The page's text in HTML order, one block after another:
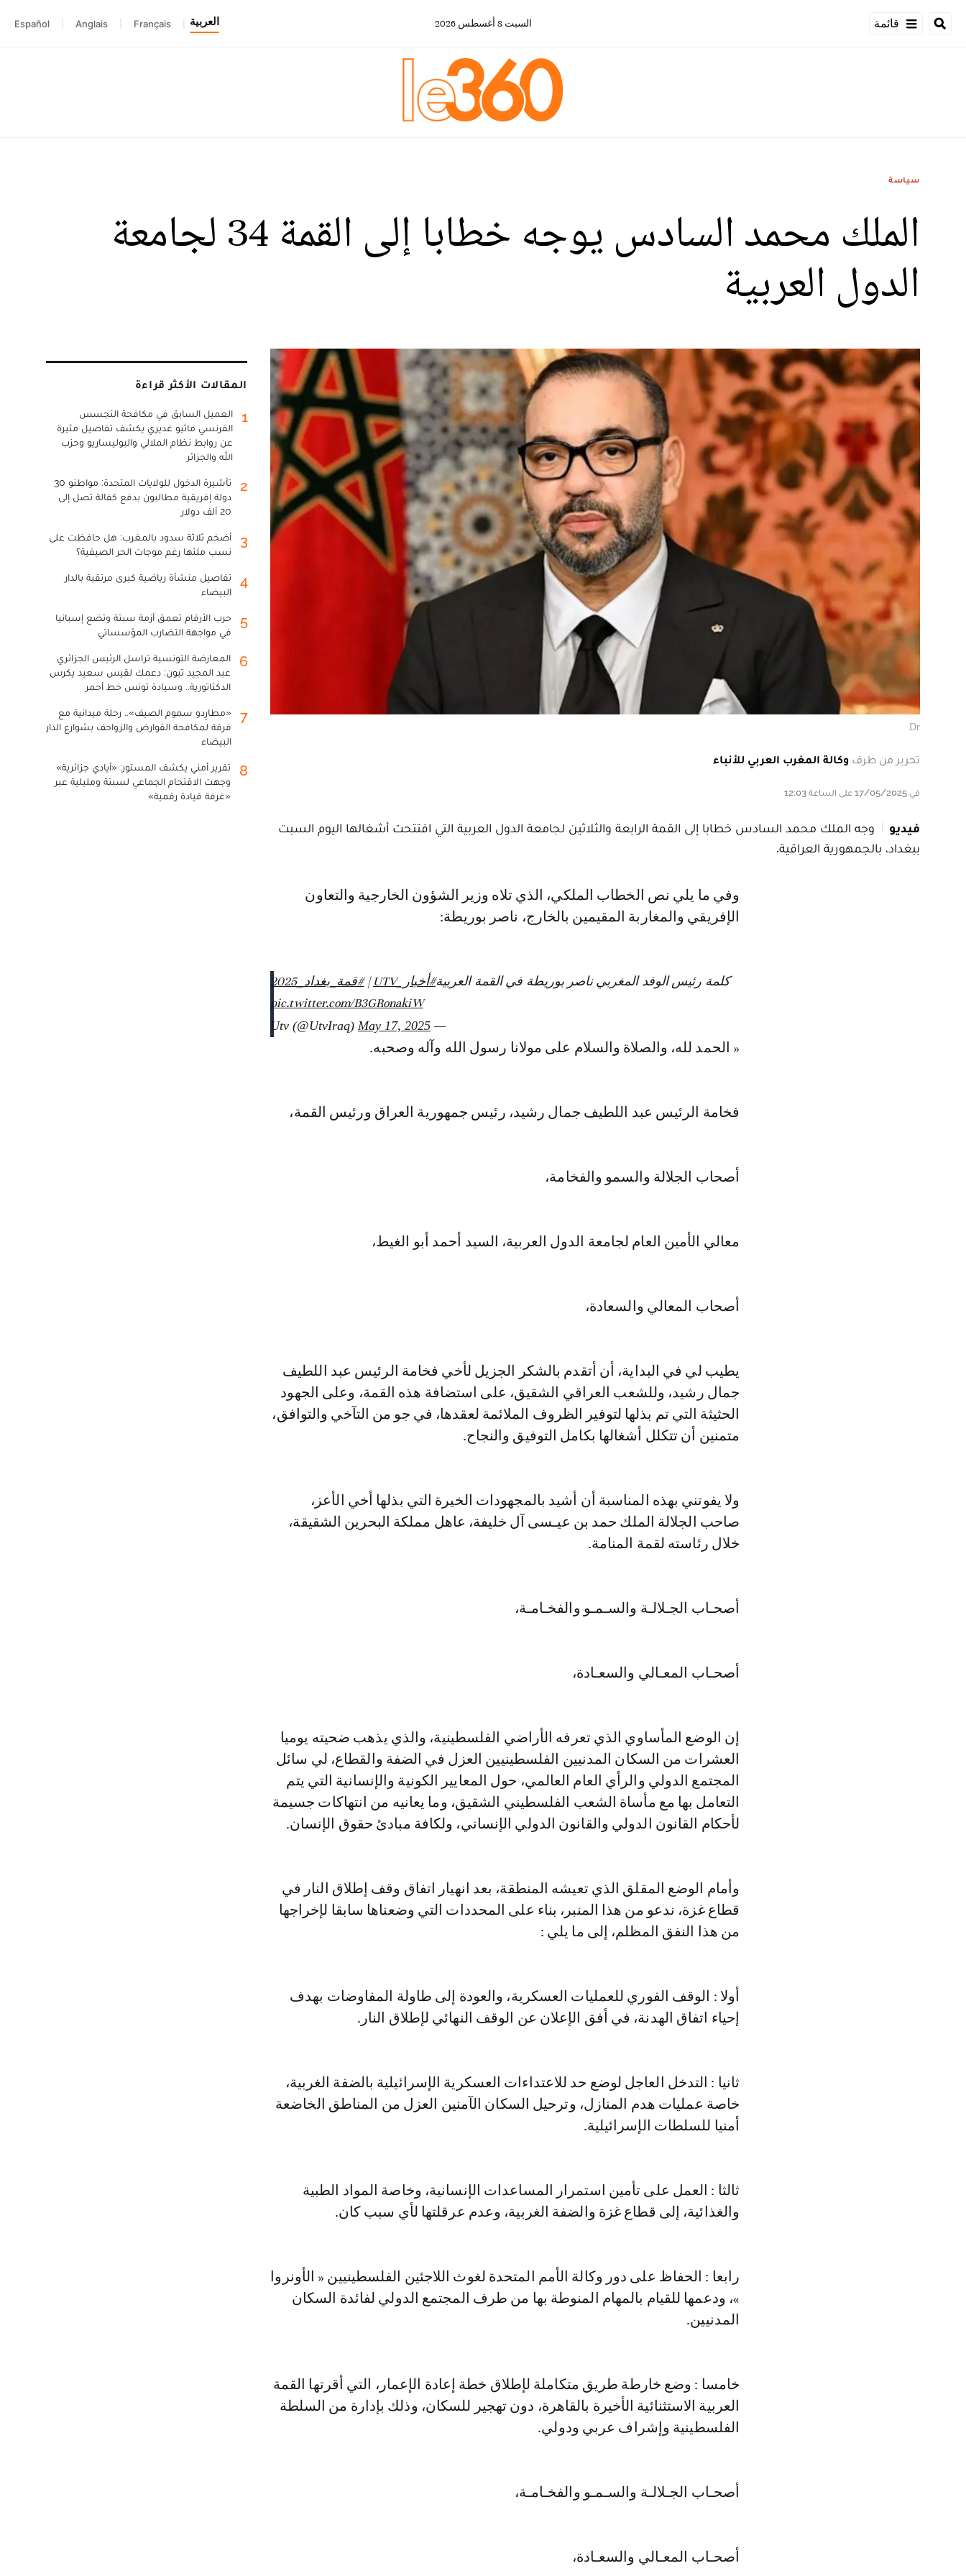
قائمة السبت 8 أغسطس 2026 العربية Français
Anglais
Español
سياسة
الملك محمد السادس يوجه خطابا إلى القمة 34 لجامعة
الدول العربية
Dr
تحرير من طرف وكالة المغرب العربي للأنباء
في 17/05/2025 على الساعة 12:03
فيديو
وجه الملك محمد السادس خطابا إلى القمة الرابعة والثلاثين لجامعة الدول العربية التي افتتحت أشغالها اليوم السبت
ببغداد، بالجمهورية العراقية.
وفي ما يلي نص الخطاب الملكي، الذي تلاه وزير الشؤون الخارجية والتعاون
الإفريقي والمغاربة المقيمين بالخارج، ناصر بوريطة:
كلمة رئيس الوفد المغربي ناصر بوريطة في القمة العربية#أخبار_UTV |#قمة_بغداد_2025
pic.twitter.com/B3GRonakiW
— Utv (@UtvIraq)
May 17, 2025
« الحمد لله، والصلاة والسلام على مولانا رسول الله وآله وصحبه.
فخامة الرئيس عبد اللطيف جمال رشيد، رئيس جمهورية العراق ورئيس القمة،
أصحاب الجلالة والسمو والفخامة،
معالي الأمين العام لجامعة الدول العربية، السيد أحمد أبو الغيط،
أصحاب المعالي والسعادة،
يطيب لي في البداية، أن أتقدم بالشكر الجزيل لأخي فخامة الرئيس عبد اللطيف
جمال رشيد، وللشعب العراقي الشقيق، على استضافة هذه القمة، وعلى الجهود
الحثيثة التي تم بذلها لتوفير الظروف الملائمة لعقدها، في جو من التآخي والتوافق،
متمنين أن تتكلل أشغالها بكامل التوفيق والنجاح.
ولا يفوتني بهذه المناسبة أن أشيد بالمجهودات الخيرة التي بذلها أخي الأعز،
صاحب الجلالة الملك حمد بن عيـسى آل خليفة، عاهل مملكة البحرين الشقيقة،
خلال رئاسته لقمة المنامة.
أصحـاب الجـلالـة والسـمـو والفخـامـة،
أصحـاب المعـالي والسعـادة،
إن الوضع المأساوي الذي تعرفه الأراضي الفلسطينية، والذي يذهب ضحيته يوميا
العشرات من السكان المدنيين الفلسطينيين العزل في الضفة والقطاع، لي سائل
المجتمع الدولي والرأي العام العالمي، حول المعايير الكونية والإنسانية التي يتم
التعامل بها مع مأساة الشعب الفلسطيني الشقيق، وما يعانيه من انتهاكات جسيمة
لأحكام القانون الدولي والقانون الدولي الإنساني، ولكافة مبادئ حقوق الإنسان.
وأمام الوضع المقلق الذي تعيشه المنطقة، بعد انهيار اتفاق وقف إطلاق النار في
قطاع غزة، ندعو من هذا المنبر، بناء على المحددات التي وضعناها سابقا لإخراجها
من هذا النفق المظلم، إلى ما يلي :
أولا : الوقف الفوري للعمليات العسكرية، والعودة إلى طاولة المفاوضات بهدف
إحياء اتفاق الهدنة، في أفق الإعلان عن الوقف النهائي لإطلاق النار.
ثانيا : التدخل العاجل لوضع حد للاعتداءات العسكرية الإسرائيلية بالضفة الغربية،
خاصة عمليات هدم المنازل، وترحيل السكان الآمنين العزل من المناطق الخاضعة
أمنيا للسلطات الإسرائيلية.
ثالثا : العمل على تأمين استمرار المساعدات الإنسانية، وخاصة المواد الطبية
والغذائية، إلى قطاع غزة والضفة الغربية، وعدم عرقلتها لأي سبب كان.
رابعا : الحفاظ على دور وكالة الأمم المتحدة لغوث اللاجئين الفلسطينيين « الأونروا
»، ودعمها للقيام بالمهام المنوطة بها من طرف المجتمع الدولي لفائدة السكان
المدنيين.
خامسا : وضع خارطة طريق متكاملة لإطلاق خطة إعادة الإعمار، التي أقرتها القمة
العربية الاستثنائية الأخيرة بالقاهرة، دون تهجير للسكان، وذلك بإدارة من السلطة
الفلسطينية وإشراف عربي ودولي.
أصحـاب الجـلالـة والسـمـو والفخـامـة،
أصحـاب المعـالي والسعـادة،
المقالات الأكثر قراءة
1
العميل السابق في مكافحة التجسس
الفرنسي ماثيو غديري يكشف تفاصيل مثيرة
عن روابط نظام الملالي والبوليساريو وحزب
الله والجزائر
2
تأشيرة الدخول للولايات المتحدة: مواطنو 30
دولة إفريقية مطالبون بدفع كفالة تصل إلى
20 ألف دولار
3
أضخم ثلاثة سدود بالمغرب: هل حافظت على
نسب ملئها رغم موجات الحر الصيفية؟
4
تفاصيل منشأة رياضية كبرى مرتقبة بالدار
البيضاء
5
حرب الأرقام تعمق أزمة سبتة وتضع إسبانيا
في مواجهة التضارب المؤسساتي
6
المعارضة التونسية تراسل الرئيس الجزائري
عبد المجيد تبون: دعمك لقيس سعيد يكرس
الدكتاتورية.. وسيادة تونس خط أحمر
7
«مطارِدو سموم الصيف».. رحلة ميدانية مع
فرقة لمكافحة القوارض والزواحف بشوارع الدار
البيضاء
8
تقرير أمني يكشف المستور: «أيادي جزائرية»
وجهت الاقتحام الجماعي لسبتة ومليلية عبر
«غرفة قيادة رقمية»